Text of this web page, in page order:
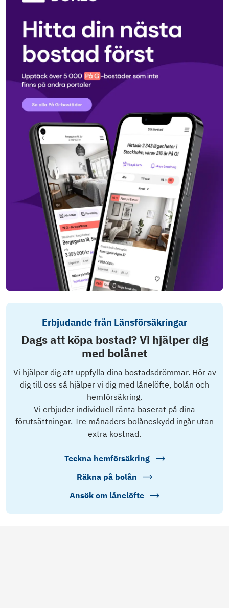
Erbjudande från Länsförsäkringar
Dags att köpa bostad? Vi hjälper dig
med bolånet
Vi hjälper dig att uppfylla dina bostadsdrömmar. Hör av
dig till oss så hjälper vi dig med lånelöfte, bolån och
hemförsäkring.
Vi erbjuder individuell ränta baserat på dina
förutsättningar. Tre månaders bolåneskydd ingår utan
extra kostnad.
Teckna hemförsäkring
Räkna på bolån
Ansök om lånelöfte